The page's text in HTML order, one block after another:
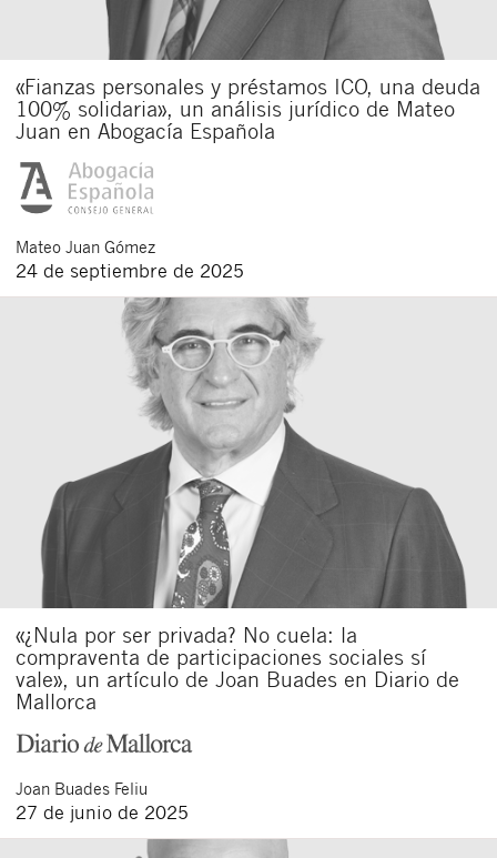
«Fianzas personales y préstamos ICO, una deuda
100% solidaria», un análisis jurídico de Mateo
Juan en Abogacía Española
Mateo Juan Gómez
24 de septiembre de 2025
«¿Nula por ser privada? No cuela: la
compraventa de participaciones sociales sí
vale», un artículo de Joan Buades en Diario de
Mallorca
Joan Buades Feliu
27 de junio de 2025